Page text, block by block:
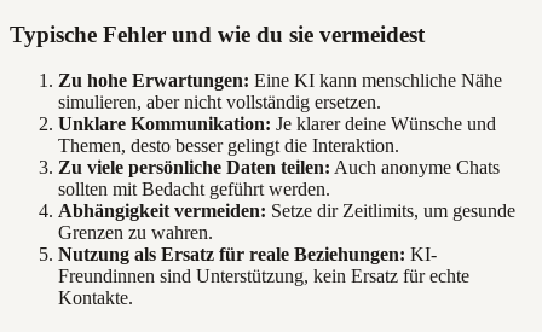
Typische Fehler und wie du sie vermeidest
Zu hohe Erwartungen: Eine KI kann menschliche Nähe
simulieren, aber nicht vollständig ersetzen.
Unklare Kommunikation: Je klarer deine Wünsche und
Themen, desto besser gelingt die Interaktion.
Zu viele persönliche Daten teilen: Auch anonyme Chats
sollten mit Bedacht geführt werden.
Abhängigkeit vermeiden: Setze dir Zeitlimits, um gesunde
Grenzen zu wahren.
Nutzung als Ersatz für reale Beziehungen: KI-
Freundinnen sind Unterstützung, kein Ersatz für echte
Kontakte.